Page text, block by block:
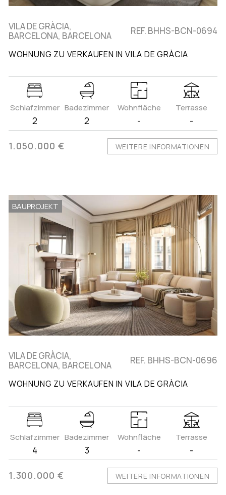
VILA DE GRÀCIA,
BARCELONA, BARCELONA
REF. BHHS-BCN-0694
WOHNUNG ZU VERKAUFEN IN VILA DE GRÀCIA
Schlafzimmer
2
Badezimmer
2
Wohnfläche
-
Terrasse
-
1.050.000 € WEITERE INFORMATIONEN
BAUPROJEKT
VILA DE GRÀCIA,
BARCELONA, BARCELONA
REF. BHHS-BCN-0696
WOHNUNG ZU VERKAUFEN IN VILA DE GRÀCIA
Schlafzimmer
4
Badezimmer
3
Wohnfläche
-
Terrasse
-
1.300.000 € WEITERE INFORMATIONEN